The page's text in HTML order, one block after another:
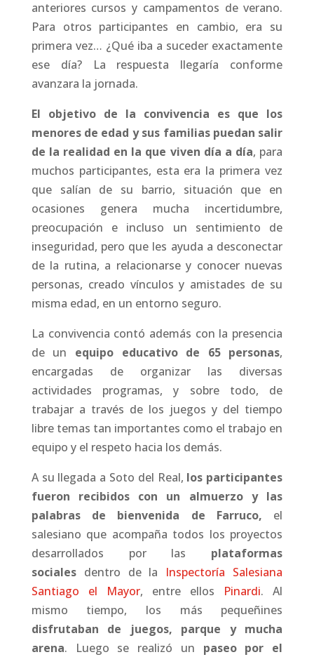
anteriores cursos y campamentos de verano.
Para otros participantes en cambio, era su
primera vez… ¿Qué iba a suceder exactamente
ese día? La respuesta llegaría conforme
avanzara la jornada.
El objetivo de la convivencia es que los
menores de edad y sus familias puedan salir
de la realidad en la que viven día a día, para
muchos participantes, esta era la primera vez
que salían de su barrio, situación que en
ocasiones genera mucha incertidumbre,
preocupación e incluso un sentimiento de
inseguridad, pero que les ayuda a desconectar
de la rutina, a relacionarse y conocer nuevas
personas, creado vínculos y amistades de su
misma edad, en un entorno seguro.
La convivencia contó además con la presencia
de un equipo educativo de 65 personas,
encargadas de organizar las diversas
actividades programas, y sobre todo, de
trabajar a través de los juegos y del tiempo
libre temas tan importantes como el trabajo en
equipo y el respeto hacia los demás.
A su llegada a Soto del Real, los participantes
fueron recibidos con un almuerzo y las
palabras de bienvenida de Farruco, el
salesiano que acompaña todos los proyectos
desarrollados por las plataformas
socialesdentro de la Inspectoría Salesiana
Santiago el Mayor, entre ellos Pinardi. Al
mismo tiempo, los más pequeñines
disfrutaban de juegos, parque y mucha
arena. Luego se realizó un paseo por el